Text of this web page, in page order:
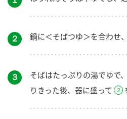
２ 鍋に＜そばつゆ＞を合わせ
３
そばはたっぷりの湯でゆで
りきった後、器に盛って